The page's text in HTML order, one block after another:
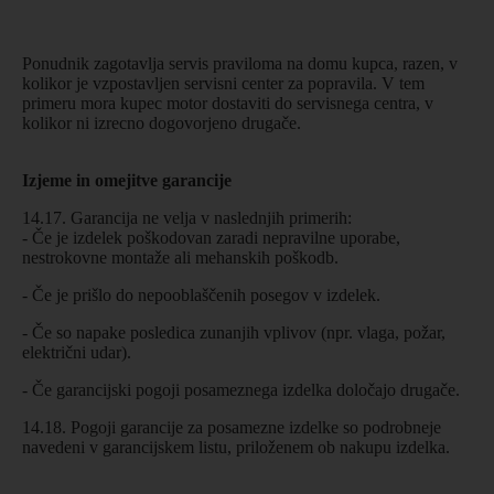
Ponudnik zagotavlja servis praviloma na domu kupca, razen, v
kolikor je vzpostavljen servisni center za popravila. V tem
primeru mora kupec motor dostaviti do servisnega centra, v
kolikor ni izrecno dogovorjeno drugače.
Izjeme in omejitve garancije
14.17. Garancija ne velja v naslednjih primerih:
- Če je izdelek poškodovan zaradi nepravilne uporabe,
nestrokovne montaže ali mehanskih poškodb.
- Če je prišlo do nepooblaščenih posegov v izdelek.
- Če so napake posledica zunanjih vplivov (npr. vlaga, požar,
električni udar).
- Če garancijski pogoji posameznega izdelka določajo drugače.
14.18. Pogoji garancije za posamezne izdelke so podrobneje
navedeni v garancijskem listu, priloženem ob nakupu izdelka.